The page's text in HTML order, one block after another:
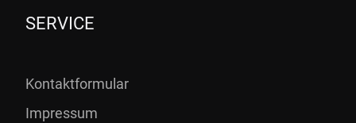
SERVICE
Kontaktformular
Impressum